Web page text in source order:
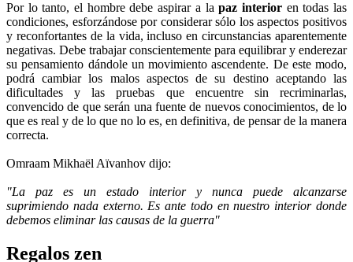
Por lo tanto, el hombre debe aspirar a lapaz interioren todas las
condiciones, esforzándose por considerar sólo los aspectos positivos
y reconfortantes de la vida, incluso en circunstancias aparentemente
negativas. Debe trabajar conscientemente para equilibrar y enderezar
su pensamiento dándole un movimiento ascendente. De este modo,
podrá cambiar los malos aspectos de su destino aceptando las
dificultades y las pruebas que encuentre sin recriminarlas,
convencido de que serán una fuente de nuevos conocimientos, de lo
que es real y de lo que no lo es, en definitiva, de pensar de la manera
correcta.
Omraam Mikhaël Aïvanhov dijo:
"La paz es un estado interior y nunca puede alcanzarse
suprimiendo nada externo. Es ante todo en nuestro interior donde
debemos eliminar las causas de la guerra"
Regalos zen